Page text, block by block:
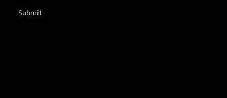
Submit